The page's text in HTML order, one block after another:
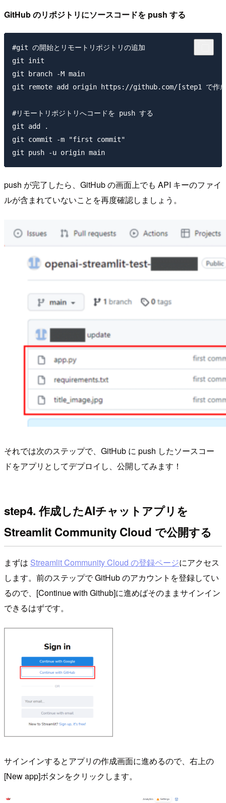
GitHub のリポジトリにソースコードを push する
#git の開始とリモートリポジトリの追加
git init
git branch -M main
git remote add origin https://github.com/[step1 で作成
#リモートリポジトリへコードを push する
git add .
git commit -m "first commit"
push が完了したら、GitHub の画面上でも API キーのファイ
ルが含まれていないことを再度確認しましょう。
それでは次のステップで、GitHub に push したソースコー
ドをアプリとしてデプロイし、公開してみます！
step4. 作成したAIチャットアプリを
Streamlit Community Cloud で公開する
まずは Streamlit Community Cloud の登録ページにアクセス
します。前のステップで GitHub のアカウントを登録してい
るので、[Continue with Github]に進めばそのままサインイン
できるはずです。
サインインするとアプリの作成画面に進めるので、右上の
[New app]ボタンをクリックします。